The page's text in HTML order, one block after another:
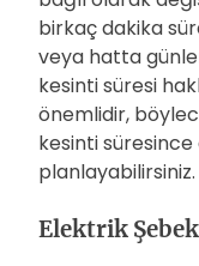
birkaç dakika
veya hatta
kesinti süresi
önemlidir,
kesinti
planlayabilirsiniz.
Elektrik